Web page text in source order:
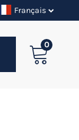
Français
0